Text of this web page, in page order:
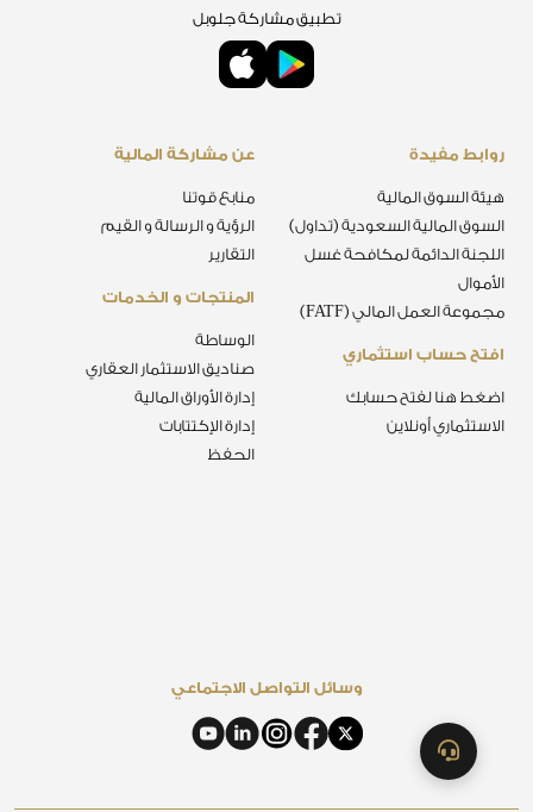
المنتجات و الخدمات
الوساطة
صناديق الاستثمار العقاري
إدارة الأوراق المالية
إدارة الإكتتابات
الحفظ
عن مشاركة المالية
منابع قوتنا
الرؤية و الرسالة و القيم
التقارير
افتح حساب استثماري
اضغط هنا لفتح حسابك
الاستثماري أونلاين
روابط مفيدة
هيئة السوق المالية
السوق المالية السعودية (تداول)
اللجنة الدائمة لمكافحة غسل
الأموال
مجموعة العمل المالي (FATF)
تطبيق مشاركة جلوبل
وسائل التواصل الاجتماعي